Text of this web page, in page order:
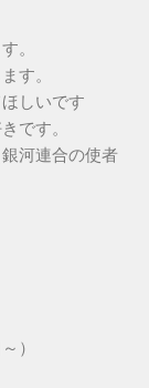
。
す。
しいです
です。
河連合の使者
）